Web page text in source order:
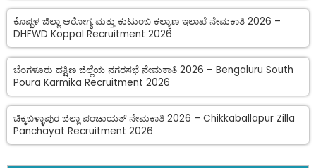
ಕೊಪ್ಪಳ ಜಿಲ್ಲಾ ಆರೋಗ್ಯ ಮತ್ತು ಕುಟುಂಬ ಕಲ್ಯಾಣ ಇಲಾಖೆ ನೇಮಕಾತಿ 2026 –
DHFWD Koppal Recruitment 2026
ಬೆಂಗಳೂರು ದಕ್ಷಿಣ ಜಿಲ್ಲೆಯ ನಗರಸಭೆ ನೇಮಕಾತಿ 2026 – Bengaluru South
Poura Karmika Recruitment 2026
ಚಿಕ್ಕಬಳ್ಳಾಪುರ ಜಿಲ್ಲಾ ಪಂಚಾಯತ್ ನೇಮಕಾತಿ 2026 – Chikkaballapur Zilla
Panchayat Recruitment 2026